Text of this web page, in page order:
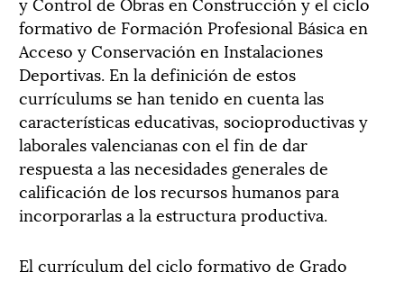
formativo de Formación Profesional Básica en
Acceso y Conservación en Instalaciones
Deportivas. En la definición de estos
currículums se han tenido en cuenta las
características educativas, socioproductivas y
laborales valencianas con el fin de dar
respuesta a las necesidades generales de
calificación de los recursos humanos para
incorporarlas a la estructura productiva.
El currículum del ciclo formativo de Grado